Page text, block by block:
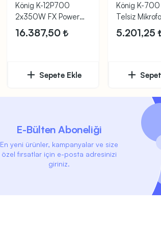
König K-12P700
2x350W FX Power
Mikser
16.387,50
Sepete Ekle
König K-700
Telsiz
5.201,25
E-Bülten Aboneliği
En yeni ürünler, kampanyalar ve size
özel fırsatlar için e-posta adresinizi
giriniz.